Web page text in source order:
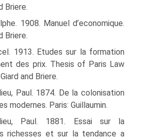
Briere.
1908. Manuel d’economique.
Briere.
1913. Etudes sur la formation
des prix. Thesis of Paris Law
and Briere.
Paul. 1874. De la colonisation
modernes. Paris: Guillaumin.
Paul. 1881. Essai sur la
richesses et sur la tendance a